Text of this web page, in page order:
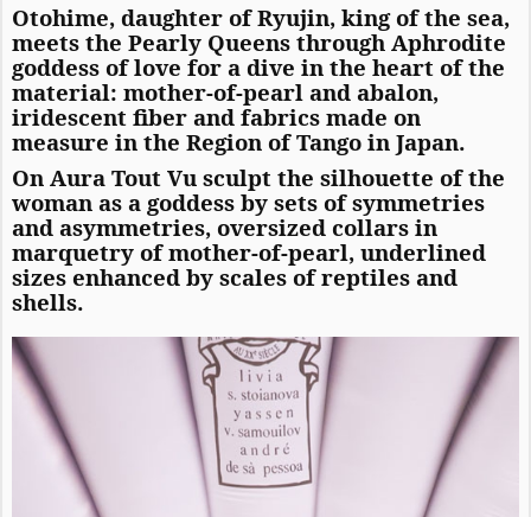
Otohime, daughter of Ryujin, king of the sea,
meets the Pearly Queens through Aphrodite
goddess of love for a dive in the heart of the
material: mother-of-pearl and abalon,
iridescent fiber and fabrics made on
measure in the Region of Tango in Japan.
On Aura Tout Vu sculpt the silhouette of the
woman as a goddess by sets of symmetries
and asymmetries, oversized collars in
marquetry of mother-of-pearl, underlined
sizes enhanced by scales of reptiles and
shells.